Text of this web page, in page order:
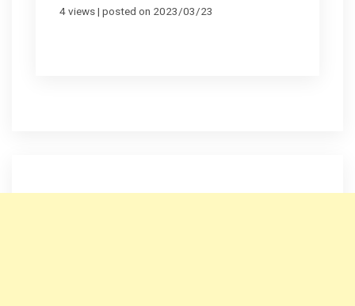
4 views| posted on 2023/03/23